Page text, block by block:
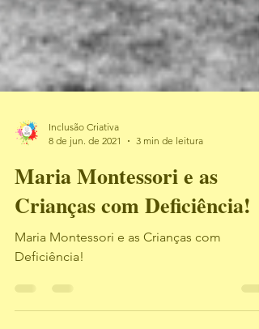
Inclusão Criativa
3 min de leitura
Maria Montessori e as
Crianças com Deficiência!
Deficiência!